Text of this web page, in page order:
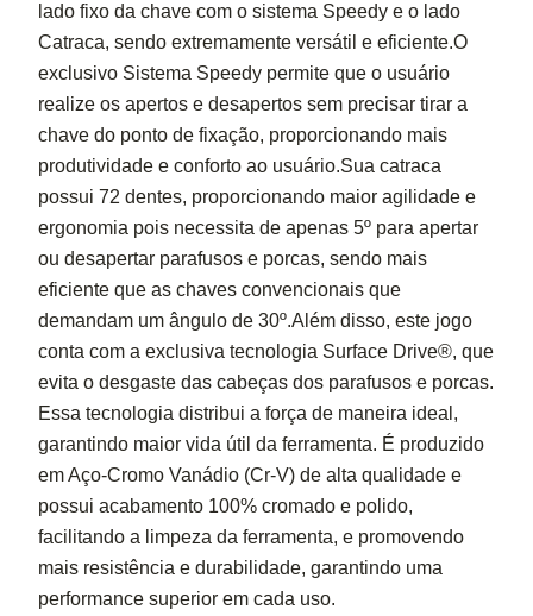
lado fixo da chave com o sistema Speedy e o lado
Catraca, sendo extremamente versátil e eficiente.O
exclusivo Sistema Speedy permite que o usuário
realize os apertos e desapertos sem precisar tirar a
chave do ponto de fixação, proporcionando mais
produtividade e conforto ao usuário.Sua catraca
possui 72 dentes, proporcionando maior agilidade e
ergonomia pois necessita de apenas 5º para apertar
ou desapertar parafusos e porcas, sendo mais
eficiente que as chaves convencionais que
demandam um ângulo de 30º.Além disso, este jogo
conta com a exclusiva tecnologia Surface Drive®, que
evita o desgaste das cabeças dos parafusos e porcas.
Essa tecnologia distribui a força de maneira ideal,
garantindo maior vida útil da ferramenta. É produzido
em Aço-Cromo Vanádio (Cr-V) de alta qualidade e
possui acabamento 100% cromado e polido,
facilitando a limpeza da ferramenta, e promovendo
mais resistência e durabilidade, garantindo uma
performance superior em cada uso.